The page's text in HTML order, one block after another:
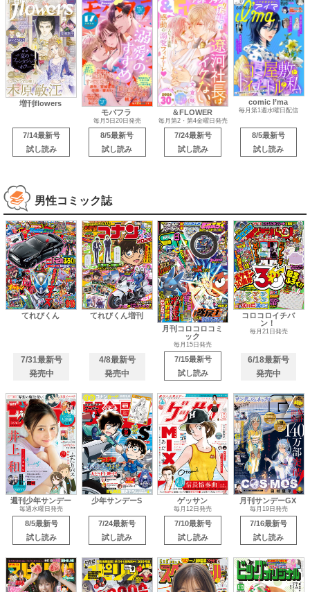
増刊flowers
7/14最新号
試し読み
モバフラ
毎月5日20日発売
8/5最新号
試し読み
＆FLOWER
毎月第2・第4金曜日発売
7/24最新号
試し読み
comic I’ma
毎月第1週水曜日配信
8/5最新号
試し読み
男性コミック誌
てれびくん
7/31最新号
発売中
てれびくん増刊
4/8最新号
発売中
月刊コロコロコミ
ック
毎月15日発売
7/15最新号
試し読み
コロコロイチバ
ン！
毎月21日発売
6/18最新号
発売中
週刊少年サンデー
毎週水曜日発売
8/5最新号
試し読み
少年サンデーS
7/24最新号
試し読み
ゲッサン
毎月12日発売
7/10最新号
試し読み
月刊サンデーGX
毎月19日発売
7/16最新号
試し読み